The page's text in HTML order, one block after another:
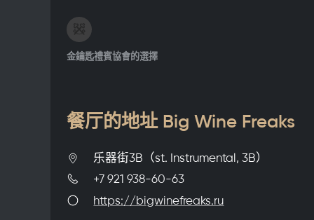
金鑰匙禮賓協會的選擇
餐厅的地址 Big Wine Freaks
乐器街3B（st. Instrumental, 3B）
+7 921 938-60-63
https://bigwinefreaks.ru